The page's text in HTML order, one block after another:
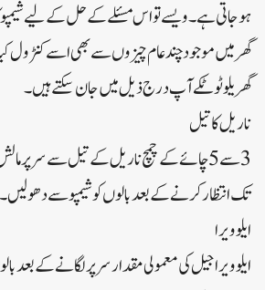
ہوجاتی ہے۔ویسے تو اس مسئلے کے حل کے لیے شیمپو
گھر میں موجود چند عام چیزوں سے بھی اسے کنٹرول
گھریلو ٹوٹکے آپ درج ذیل میں جان سکتے ہیں۔
ناریل کا تیل
3 سے 5 چائے کے چمچ ناریل کے تیل سے سر پر
تک انتظار کرنے کے بعد بالوں کو شیمپو سے دھولیں۔
ایلو ویرا
ایلو ویرا جیل کی معمولی مقدار سر پر لگانے کے بعد